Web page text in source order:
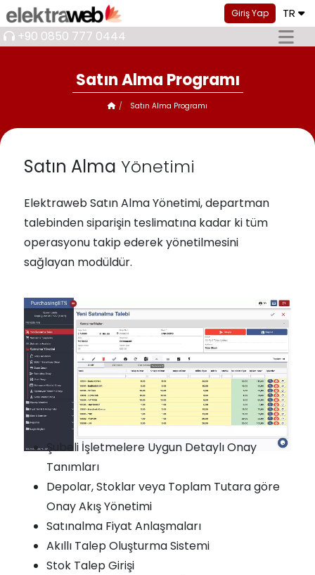
Giriş Yap TR
+90 0850 777 0444
Satın Alma Programı
Satın Alma Programı
Satın Alma Yönetimi
Elektraweb Satın Alma Yönetimi, departman
talebinden siparişin teslimatına kadar ki tüm
operasyonu takip ederek yönetilmesini
sağlayan modüldür.
Şubeli İşletmelere Uygun Detaylı Onay
Tanımları
Depolar, Stoklar veya Toplam Tutara göre
Onay Akış Yönetimi
Satınalma Fiyat Anlaşmaları
Akıllı Talep Oluşturma Sistemi
Stok Talep Girişi